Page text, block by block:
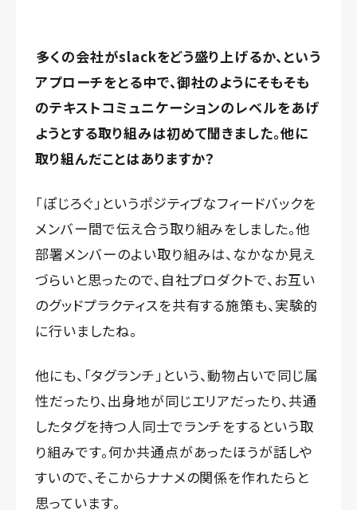
多くの会社がslackをどう盛り上げるか、という
アプローチをとる中で、御社のようにそもそも
のテキストコミュニケーションのレベルをあげ
ようとする取り組みは初めて聞きました。他に
取り組んだことはありますか？
「ぽじろぐ」というポジティブなフィードバックを
メンバー間で伝え合う取り組みをしました。他
部署メンバーのよい取り組みは、なかなか見え
づらいと思ったので、自社プロダクトで、お互い
のグッドプラクティスを共有する施策も、実験的
に行いましたね。
他にも、「タグランチ」という、動物占いで同じ属
性だったり、出身地が同じエリアだったり、共通
したタグを持つ人同士でランチをするという取
り組みです。何か共通点があったほうが話しや
すいので、そこからナナメの関係を作れたらと
思っています。